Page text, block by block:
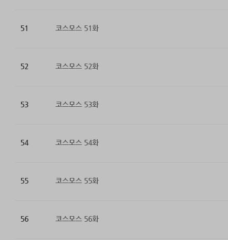
51 코스모스 51화
52 코스모스 52화
53 코스모스 53화
54 코스모스 54화
55 코스모스 55화
56 코스모스 56화